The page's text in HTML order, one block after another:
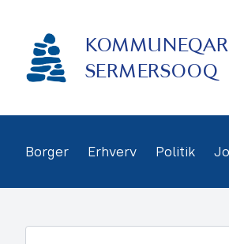
indhold
SERMERSOOQ
Borger Erhverv Politik